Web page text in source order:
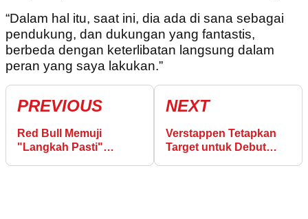
“Dalam hal itu, saat ini, dia ada di sana sebagai
pendukung, dan dukungan yang fantastis,
berbeda dengan keterlibatan langsung dalam
peran yang saya lakukan.”
PREVIOUS
Red Bull Memuji
"Langkah Pasti"
NEXT
Verstappen Tetapkan
Target untuk Debut